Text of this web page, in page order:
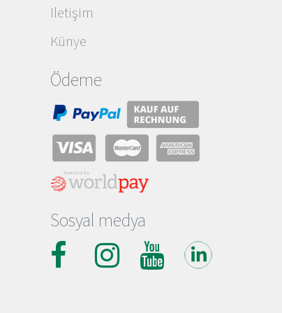
Iletişim
Künye
Ödeme
Sosyal medya